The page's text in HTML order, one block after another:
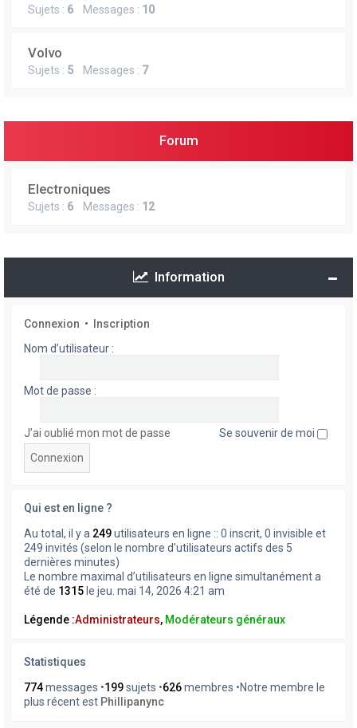
Sujets : 6 Messages : 10
Volvo
Sujets : 5 Messages : 7
Forum
Electroniques
Sujets : 6 Messages : 12
Information
Connexion •
Inscription
Nom d’utilisateur :
Mot de passe :
J’ai oublié mon mot de passe Se souvenir de moi
Qui est en ligne ?
Au total, il y a 249utilisateurs en ligne :: 0 inscrit, 0 invisible et
249 invités (selon le nombre d’utilisateurs actifs des 5
dernières minutes)
Le nombre maximal d’utilisateurs en ligne simultanément a
été de 1315 le jeu. mai 14, 2026 4:21 am
Légende :Administrateurs, Modérateurs généraux
Statistiques
774messages •199sujets •626membres •Notre membre le
plus récent est Phillipanync